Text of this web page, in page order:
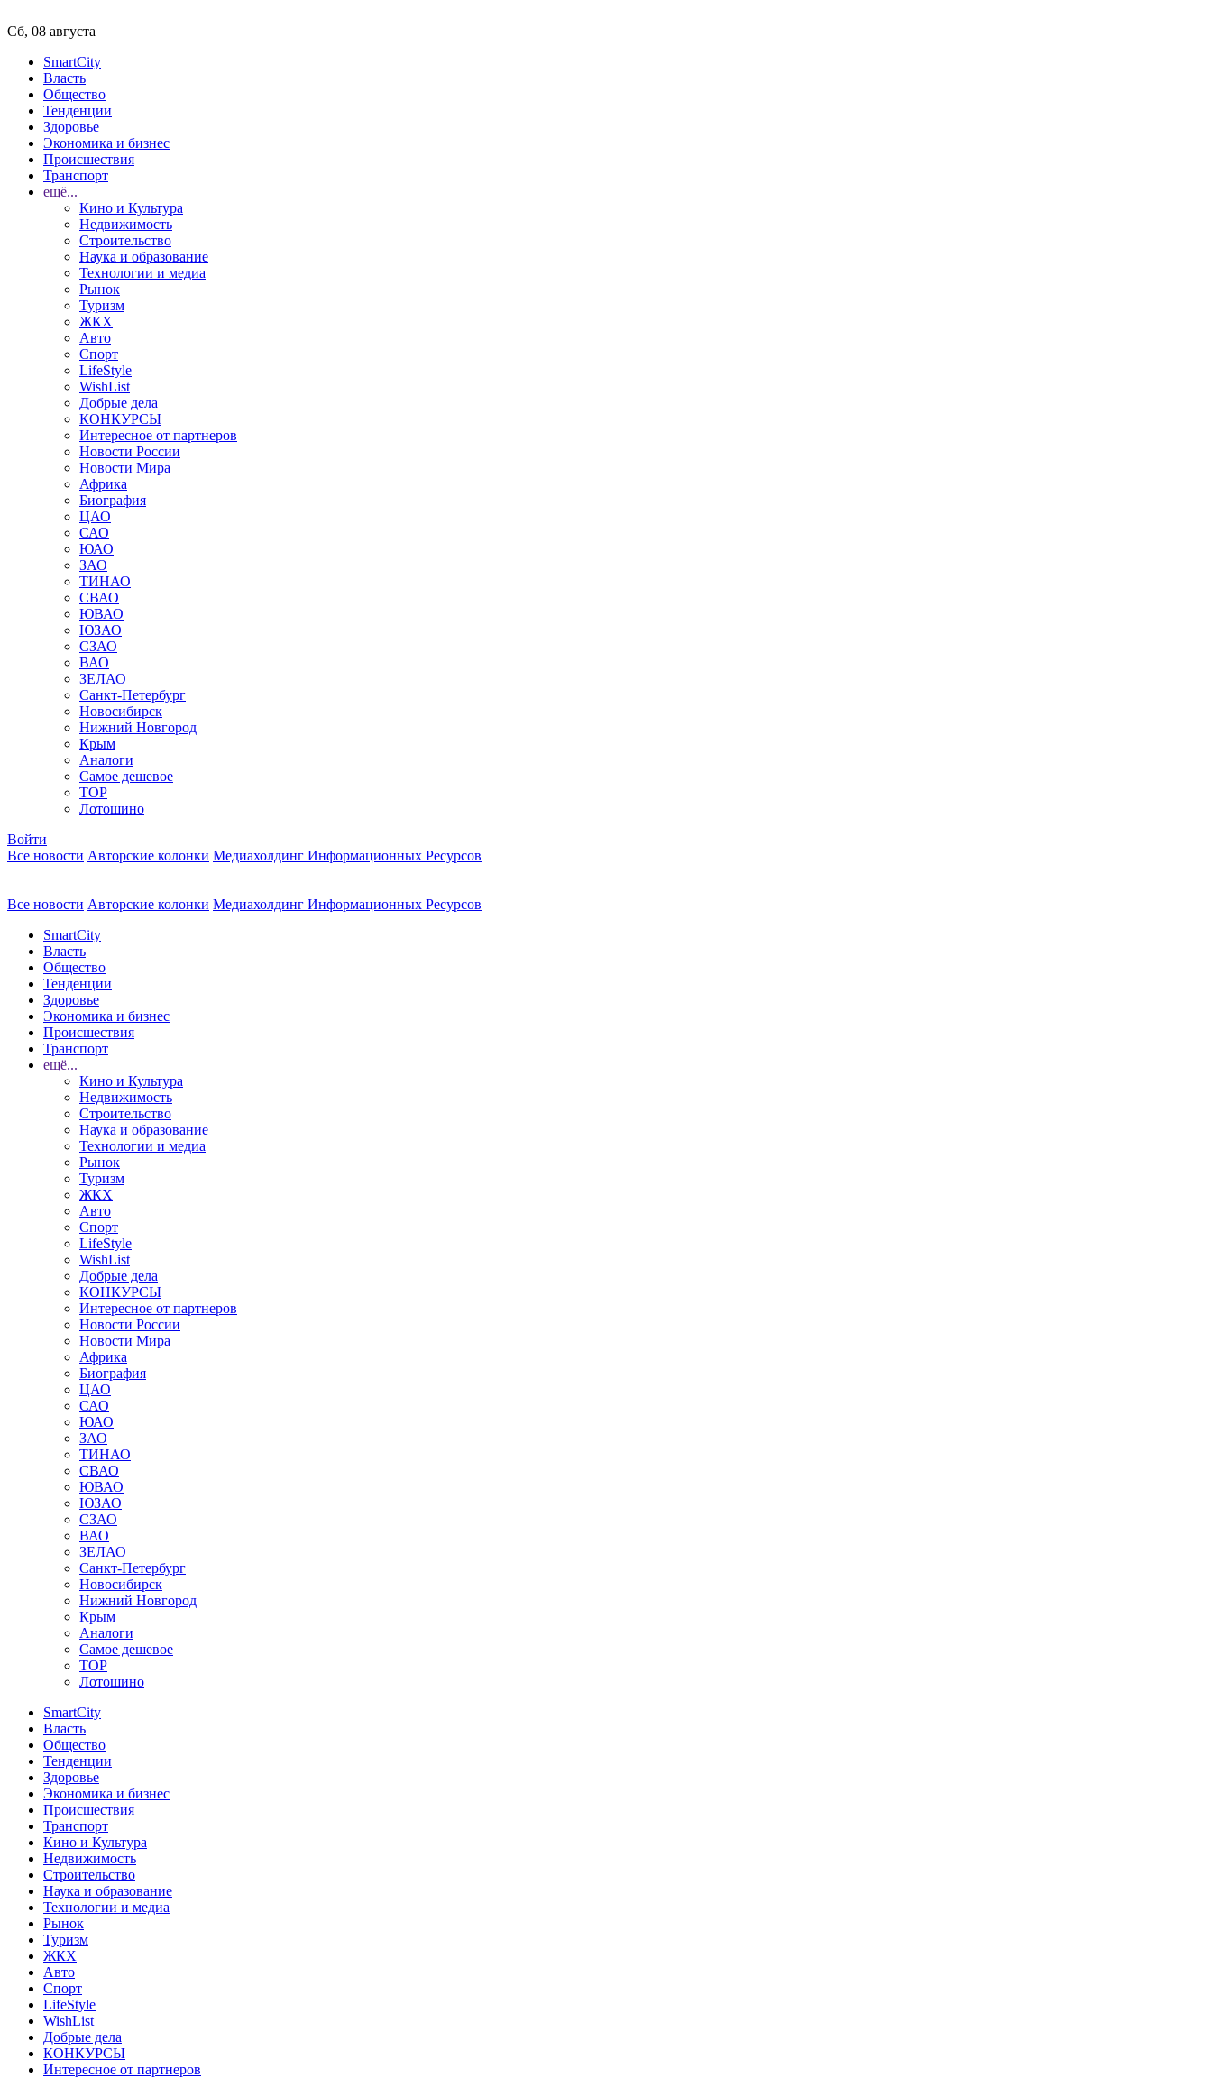
Сб, 08 августа
SmartCity
Власть
Общество
Тенденции
Здоровье
Экономика и бизнес
Происшествия
Транспорт
ещё...
Кино и Культура
Недвижимость
Строительство
Наука и образование
Технологии и медиа
Рынок
Туризм
ЖКХ
Авто
Спорт
LifeStyle
WishList
Добрые дела
КОНКУРСЫ
Интересное от партнеров
Новости России
Новости Мира
Африка
Биография
ЦАО
САО
ЮАО
ЗАО
ТИНАО
СВАО
ЮВАО
ЮЗАО
СЗАО
ВАО
ЗЕЛАО
Санкт-Петербург
Новосибирск
Нижний Новгород
Крым
Аналоги
Самое дешевое
TOP
Лотошино
Войти
Все новости Авторские колонки Медиахолдинг Информационных Ресурсов
Все новости Авторские колонки Медиахолдинг Информационных Ресурсов
SmartCity
Власть
Общество
Тенденции
Здоровье
Экономика и бизнес
Происшествия
Транспорт
ещё...
Кино и Культура
Недвижимость
Строительство
Наука и образование
Технологии и медиа
Рынок
Туризм
ЖКХ
Авто
Спорт
LifeStyle
WishList
Добрые дела
КОНКУРСЫ
Интересное от партнеров
Новости России
Новости Мира
Африка
Биография
ЦАО
САО
ЮАО
ЗАО
ТИНАО
СВАО
ЮВАО
ЮЗАО
СЗАО
ВАО
ЗЕЛАО
Санкт-Петербург
Новосибирск
Нижний Новгород
Крым
Аналоги
Самое дешевое
TOP
Лотошино
SmartCity
Власть
Общество
Тенденции
Здоровье
Экономика и бизнес
Происшествия
Транспорт
Кино и Культура
Недвижимость
Строительство
Наука и образование
Технологии и медиа
Рынок
Туризм
ЖКХ
Авто
Спорт
LifeStyle
WishList
Добрые дела
КОНКУРСЫ
Интересное от партнеров